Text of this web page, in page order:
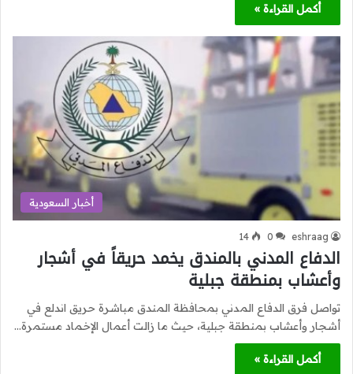
أكمل القراءة »
أخبار السعودية
eshraag
0
14
الدفاع المدني بالمندق يخمد حريقاً في أشجار
وأعشاب بمنطقة جبلية
تواصل فرق الدفاع المدني بمحافظة المندق مباشرة حريق اندلع في
أشجار وأعشاب بمنطقة جبلية، حيث ما زالت أعمال الإخماد مستمرة…
أكمل القراءة »